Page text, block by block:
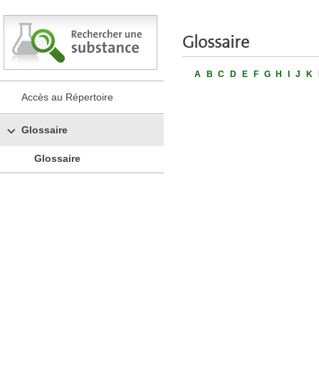
de
page
Aller
au
Aller
pied
page
Accès au Répertoire
Glossaire
Glossaire
​​​​Glossaire
A B C D E F G H J K